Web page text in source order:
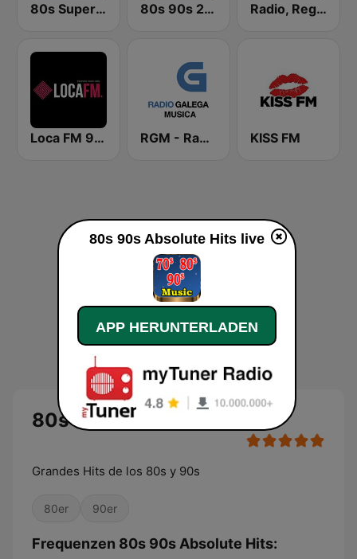
80s Super Dance Floor 80s 90s 2000s Super Hits Radio, Regreso a los 80 y 90
Loca FM 90's RGM - Radio Galega Música KISS FM
80s 90s Absolute Hits
Grandes Hits de los 80s y 90s
80er 90er
Frequenzen 80s 90s Absolute Hits:
80s 90s Absolute Hits live
APP HERUNTERLADEN